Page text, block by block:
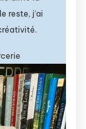
reste, j’ai